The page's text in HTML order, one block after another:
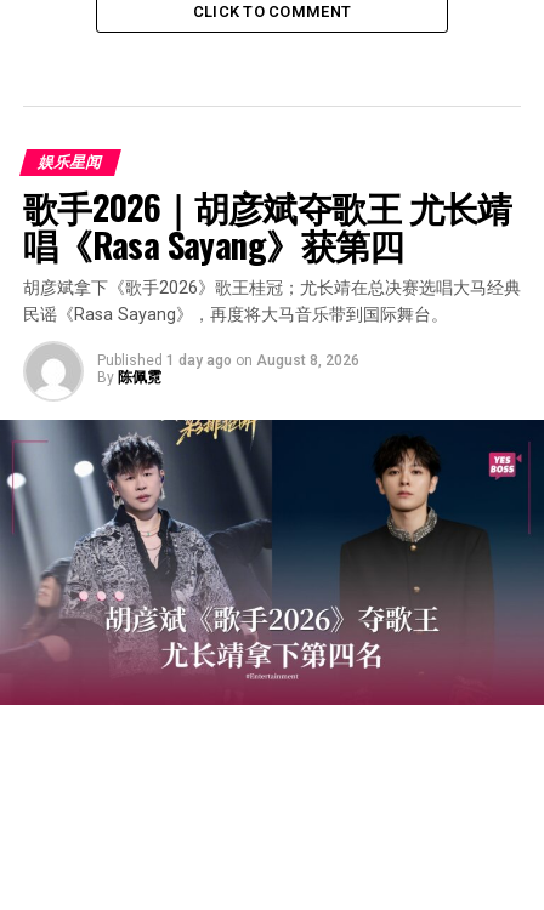
CLICK TO COMMENT
娱乐星闻
歌手2026｜胡彦斌夺歌王 尤长靖
唱《Rasa Sayang》获第四
胡彦斌拿下《歌手2026》歌王桂冠；尤长靖在总决赛选唱大马经典
民谣《Rasa Sayang》，再度将大马音乐带到国际舞台。
Published 1 day ago on August 8, 2026
By 陈佩霓